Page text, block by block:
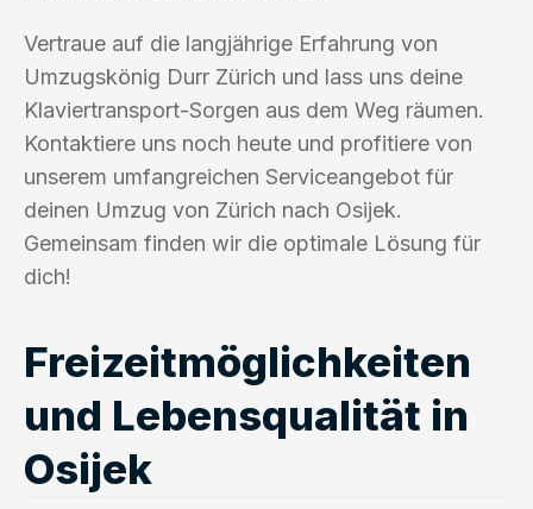
Vertraue auf die langjährige Erfahrung von
Umzugskönig Durr Zürich und lass uns deine
Klaviertransport-Sorgen aus dem Weg räumen.
Kontaktiere uns noch heute und profitiere von
unserem umfangreichen Serviceangebot für
deinen Umzug von Zürich nach Osijek.
Gemeinsam finden wir die optimale Lösung für
dich!
Freizeitmöglichkeiten
und Lebensqualität in
Osijek